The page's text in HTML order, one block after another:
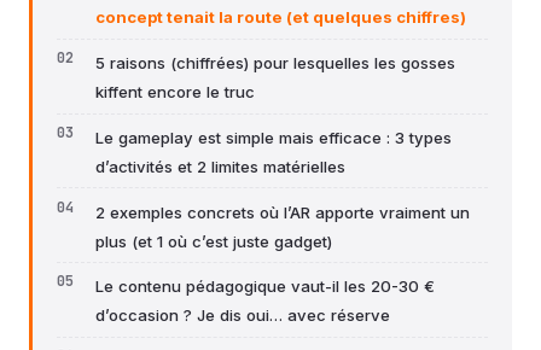
concept tenait la route (et quelques chiffres)
5 raisons (chiffrées) pour lesquelles les gosses
kiffent encore le truc
Le gameplay est simple mais efficace : 3 types
d’activités et 2 limites matérielles
2 exemples concrets où l’AR apporte vraiment un
plus (et 1 où c’est juste gadget)
Le contenu pédagogique vaut-il les 20-30 €
d’occasion ? Je dis oui… avec réserve